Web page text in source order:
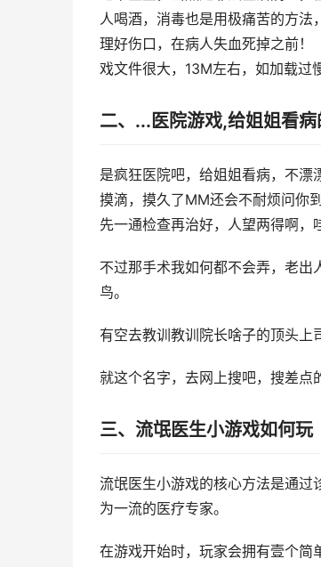
人喝酒，消毒也是用极痛苦的方
理好伤口，在病人失血死掉之前！
戏文件很大，13M左右，如加载
二、...医院游戏,给姐姐看
是疯狂医院吧，给姐姐看病，不
摸滴，摸久了MM还会不耐烦问你
先一通检查再治好，人望两得啊，
不过那手术我如何都不会弄，老
鸟。
有空去教训教训院长啥子的顶头上
就这个名字，去网上搜吧，搜差点
三、流氓医生小游戏如何玩
流氓医生小游戏的核心方法是通过
为一流的医疗专家。
在游戏开始时，玩家会拥有壹个简